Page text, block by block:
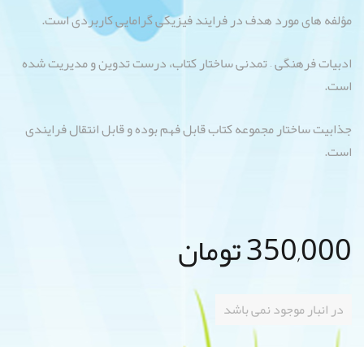
مؤلفه های مورد هدف در فرایند فیزیکی گرامایی کاربردی است.
ادبیات فرهنگی – تمدنی ساختار کتاب، درست تدوین و مدیریت شده
است.
جذابیت ساختار مجموعه کتاب قابل فهم بوده و قابل انتقال فرایندی
است.
350,000تومان
در انبار موجود نمی باشد